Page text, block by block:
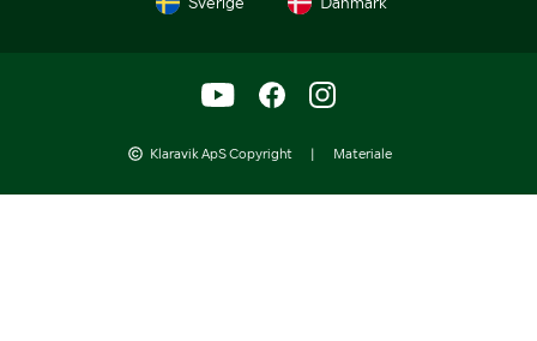
Klaravik ApS Copyright | Materiale